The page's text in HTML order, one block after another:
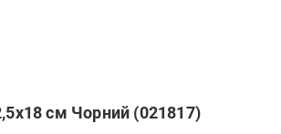
см Чорний (021817)